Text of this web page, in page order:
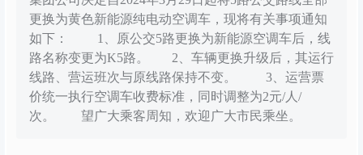
更换为黄色新能源纯电动空调车，现将有关事项通知
如下： 1、原公交5路更换为新能源空调车后，线
路名称变更为K5路。 2、车辆更换升级后，其运行
线路、营运班次与原线路保持不变。 3、运营票
价统一执行空调车收费标准，同时调整为2元/人/
次。 望广大乘客周知，欢迎广大市民乘坐。